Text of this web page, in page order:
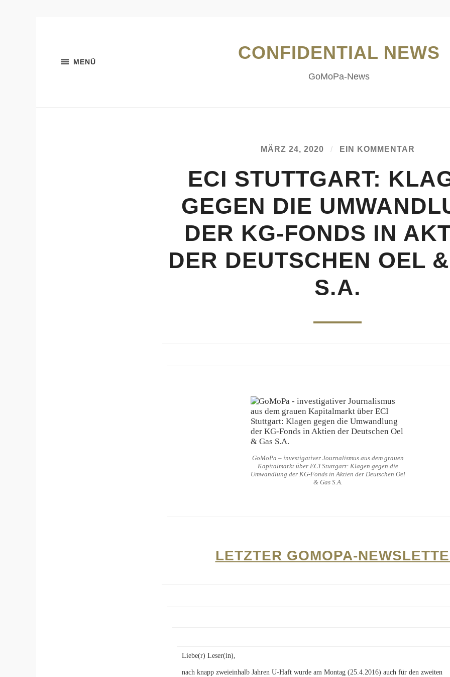
MENÜ CONFIDENTIAL NEWS
GoMoPa-News
MÄRZ 24, 2020 / EIN KOMMENTAR
ECI STUTTGART:
GEGEN DIE
DER KG-FONDS IN
DER DEUTSCHEN OEL
S.A.
GoMoPa – investigativer Journalismus aus dem grauen
Kapitalmarkt über ECI Stuttgart: Klagen gegen die
Umwandlung der KG-Fonds in Aktien der Deutschen Oel
& Gas S.A.
LETZTER GOMOPA-
Liebe(r) Leser(in),
nach knapp zweieinhalb Jahren U-Haft wurde am Montag (25.4.2016) auch für den zweiten